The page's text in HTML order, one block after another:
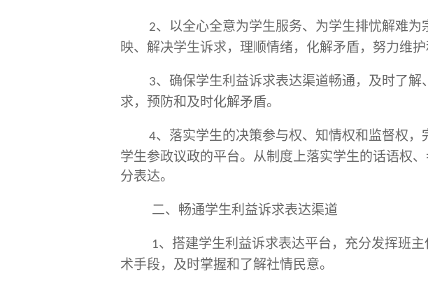
2、以全心全意为学生服务、为学生排忧解难
映、解决学生诉求，理顺情绪，化解矛盾，努力维
3、确保学生利益诉求表达渠道畅通，及时了
求，预防和及时化解矛盾。
4、落实学生的决策参与权、知情权和监督权
学生参政议政的平台。从制度上落实学生的话语权
分表达。
二、畅通学生利益诉求表达渠道
1、搭建学生利益诉求表达平台，充分发挥班
术手段，及时掌握和了解社情民意。